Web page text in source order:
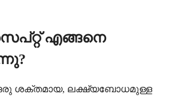
എങ്ങനെ
ശക്തമായ, ലക്ഷ്യബോധമുള്ള